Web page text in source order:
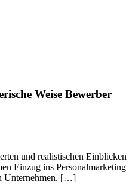
Weise Bewerber
und realistischen Einblicken
Einzug ins Personalmarketing
Unternehmen. […]